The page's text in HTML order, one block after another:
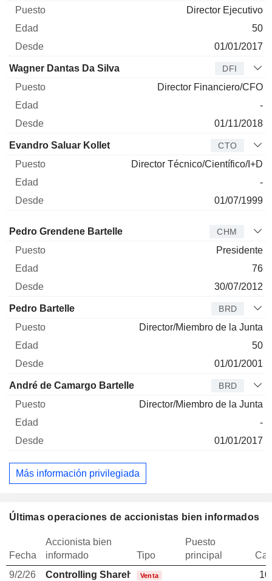
Director Ejecutivo
50
01/01/2017
Wagner Dantas Da Silva DFI
Director Financiero/CFO
-
01/11/2018
Evandro Saluar Kollet CTO
Director Técnico/Científico/I+D
-
01/07/1999
Administrador Puesto Edad
Pedro Grendene Bartelle CHM
Presidente
76
30/07/2012
Pedro Bartelle BRD
Director/Miembro de la Junta
50
01/01/2001
André de Camargo Bartelle BRD
Director/Miembro de la Junta
-
01/01/2017
Más información privilegiada
Últimas operaciones de accionistas bien informados
Fecha
Accionista bien
informado
Tipo
Puesto
principal
9/2/26
Controlling Shareholder Brazilian
Venta